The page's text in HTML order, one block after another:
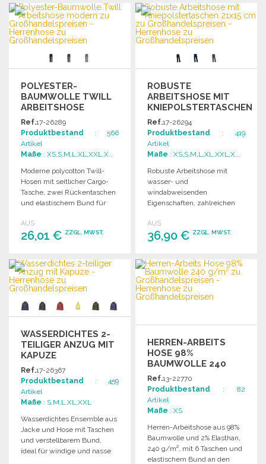
BESTELLEN
Angebot anfordern
BESTELLEN
Angebot anfordern
POLYESTER-
BAUMWOLLE TWILL
ARBEITSHOSE
MODERN
Ref.17-26289
Produktbestand : 566
Artikel
Maße : XS,S,M,L,XL,XXL,X...
Moderne polycotton Twill-
Hosen mit seitlicher Cargo-
Tasche, zwei Rückentaschen
und elastischem Bund für
Waschbar bei 40°.
AUS
26,01 € ZZGL. MWST.
BESTELLEN
Angebot anfordern
ROBUSTE
ARBEITSHOSE MIT
KNIEPOLSTERTASCHEN
21X15 CM ZU
GROSSHANDELSPREISEN
Ref.17-26294
Produktbestand : 419
Artikel
Maße : XS,S,M,L,XL,XXL,X...
Robuste Arbeitshose mit
wasser- und
windabweisenden
Eigenschaften, zahlreichen
Boden für anspruchsvolle
Tätigkeiten.
AUS
36,90 € ZZGL. MWST.
BESTELLEN
Angebot anfordern
WASSERDICHTES 2-
TEILIGER ANZUG MIT
KAPUZE
Ref.17-26367
Produktbestand : 459
Artikel
Maße : S,M,L,XL,XXL
Wasserdichtes Ensemble aus
Jacke und Hose mit Taschen
und verstellbarem Bund,
ideal für windige und nasse
HERREN-ARBEITS
HOSE 98%
BAUMWOLLE 240
G/M²
Ref.13-22770
Produktbestand : 82
Artikel
Maße : XS
Herren-Arbeitshose aus 98%
Baumwolle und 2% Elasthan,
240 g/m², mit 6 Taschen und
elastischem Bund an den